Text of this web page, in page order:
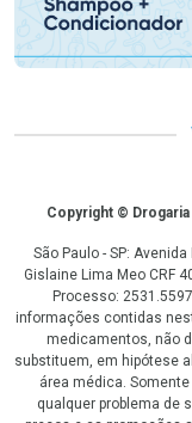
CopyrightCopyright ©
São Paulo - SP:
Gislaine Lima Meo CRF
Processo:
informações contidas
medicamentos, não
substituem, em hipótese
área médica.
qualquer problema de